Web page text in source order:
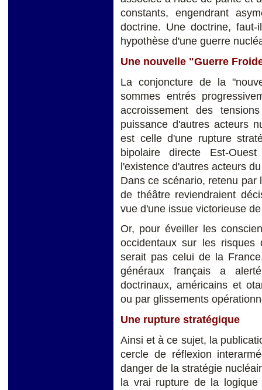
constants, engendrant
doctrine. Une doctrine,
hypothèse d'une guerre
Une nouvelle "Guerre
La conjoncture de la
sommes entrés
accroissement des
puissance d'autres acteurs
est celle d'une rupture
bipolaire directe Est-
l'existence d'autres acteurs
Dans ce scénario, retenu par
de théâtre reviendraient
vue d'une issue victorieuse
Or, pour éveiller les
occidentaux sur les risques
serait pas celui de la
généraux français a
doctrinaux, américains et
ou par glissements
Une rupture stratégique
Ainsi et à ce sujet, la
cercle de réflexion
danger de la stratégie
la vrai rupture de la